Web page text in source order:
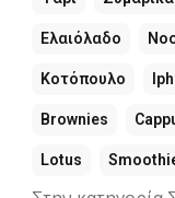
Ελαιόλαδο
Κοτόπουλο
Brownies
Lotus